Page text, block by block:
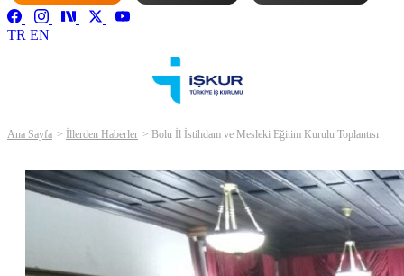
TR EN
Ana Sayfa İllerden Haberler Bolu İl İstihdam ve Mesleki Eğitim Kurulu Toplantısı